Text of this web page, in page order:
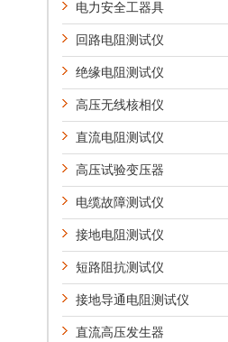
电力安全工器具
回路电阻测试仪
绝缘电阻测试仪
高压无线核相仪
直流电阻测试仪
高压试验变压器
电缆故障测试仪
接地电阻测试仪
短路阻抗测试仪
接地导通电阻测试仪
直流高压发生器